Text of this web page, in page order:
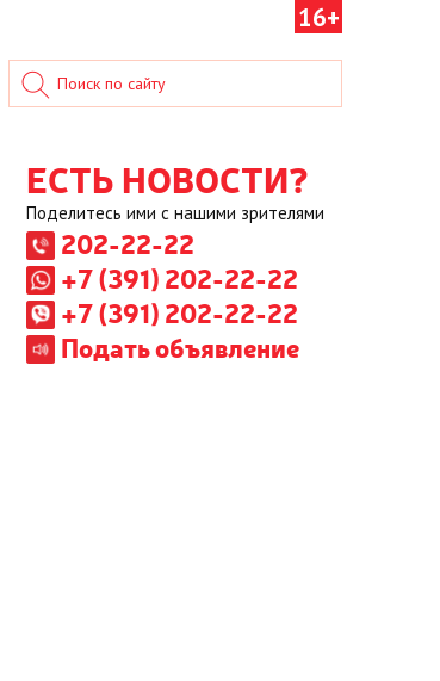
16+
ЕСТЬ НОВОСТИ?
Поделитесь ими с нашими зрителями
202-22-22
+7 (391) 202-22-22
+7 (391) 202-22-22
Подать объявление